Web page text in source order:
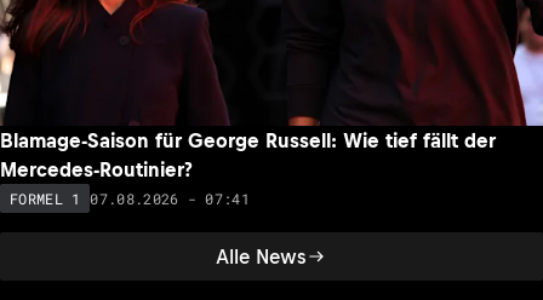
Alle News
Blamage-Saison für George Russell: Wie tief fällt der
Mercedes-Routinier?
FORMEL 1 07.08.2026 - 07:41